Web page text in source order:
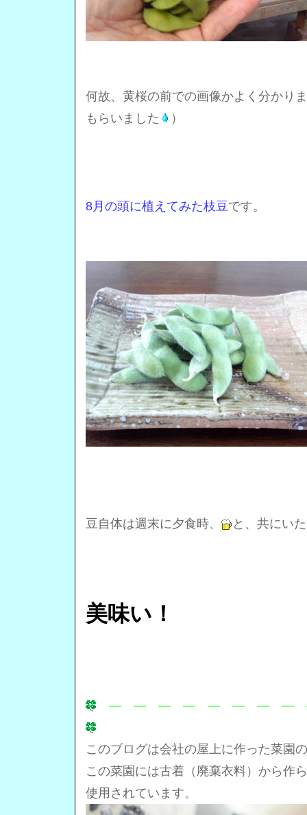
何故、黄桜の前での画像かよく分かり
もらいました
）
8月の頭に植えてみた枝豆です。
豆自体は週末に夕食時、 と、共にい
美味い！
― ― ― ― ― ― ― ―
このブログは会社の屋上に作った菜園
この菜園には古着（廃棄衣料）から作
使用されています。